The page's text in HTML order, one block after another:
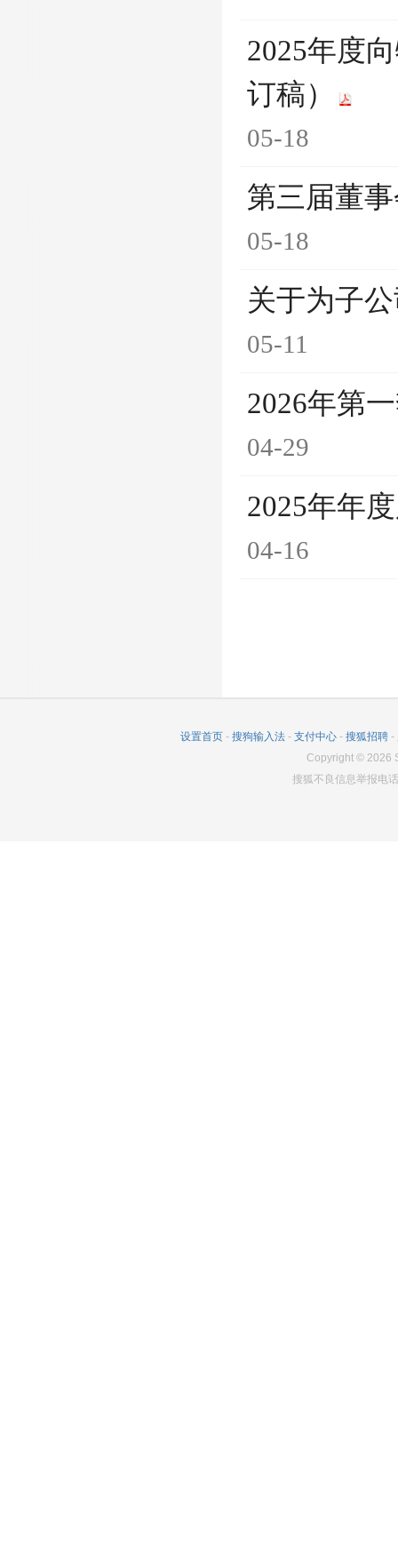
2025年度
订稿）
05-18
第三届董
05-18
关于为子
05-11
2026年第
04-29
2025年年
04-16
设置首页 - 搜狗输入法 - 支付中心 - 搜狐招聘 -
Copyright © 2026
搜狐不良信息举报电